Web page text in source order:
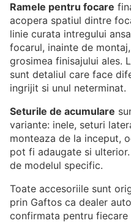
Ramele pentru focare
acopera spatiul dintre
linie curata intregului
focarul, inainte de
grosimea finisajului ales.
sunt detaliul care face
ingrijit si unul neterminat.
Seturile de acumulare
variante: inele, seturi
monteaza de la inceput,
pot fi adaugate si
de modelul specific.
Toate accesoriile sunt
prin Gaftos ca dealer
confirmata pentru fiecare